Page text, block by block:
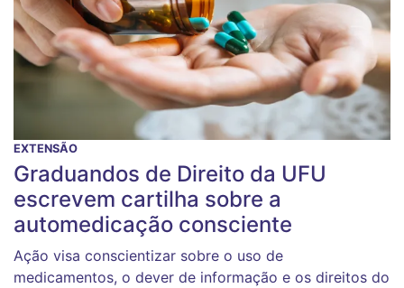
EXTENSÃO
Graduandos de Direito da UFU
escrevem cartilha sobre a
automedicação consciente
Ação visa conscientizar sobre o uso de
medicamentos, o dever de informação e os direitos do